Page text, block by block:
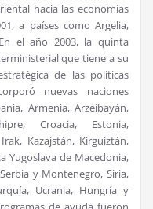
hacia las economías
a países como Argelia,
el año 2003, la quinta
que tiene a su
de las políticas
nuevas naciones
Armenia, Arzeibayán,
Croacia, Estonia,
Kazajstán, Kirguiztán,
Yugoslava de Macedonia,
y Montenegro, Siria,
Ucrania, Hungría y